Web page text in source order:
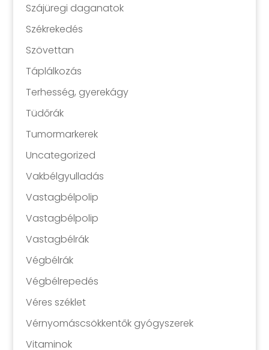
Szájüregi daganatok
Székrekedés
Szövettan
Táplálkozás
Terhesség, gyerekágy
Tüdőrák
Tumormarkerek
Uncategorized
Vakbélgyulladás
Vastagbélpolip
Vastagbélpolip
Vastagbélrák
Végbélrák
Végbélrepedés
Véres széklet
Vérnyomáscsökkentők gyógyszerek
Vitaminok